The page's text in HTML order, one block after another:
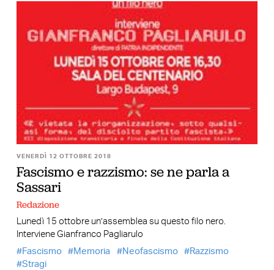
VENERDÌ 12 OTTOBRE 2018
Fascismo e razzismo: se ne parla a
Sassari
Redazione
Lunedì 15 ottobre un’assemblea su questo filo nero.
Interviene Gianfranco Pagliarulo
Fascismo
Memoria Neofascismo
Razzismo
Stragi